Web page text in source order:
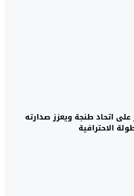
اتحاد طنجة ويعزز صدارته
الاحترافية